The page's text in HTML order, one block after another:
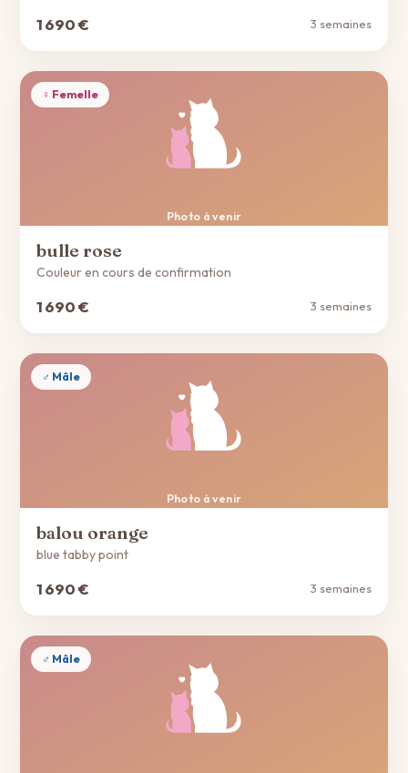
1 690 € 3 semaines
Photo à venir
♀ Femelle
bulle rose
Couleur en cours de confirmation
1 690 € 3 semaines
Photo à venir
♂ Mâle
balou orange
blue tabby point
1 690 € 3 semaines
♂ Mâle